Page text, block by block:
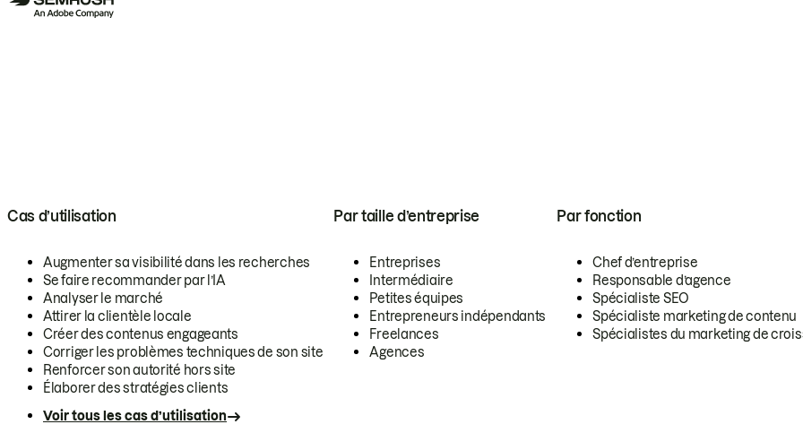
Cas d’utilisation
Augmenter sa visibilité dans les recherches
Se faire recommander par l’IA
Analyser le marché
Attirer la clientèle locale
Créer des contenus engageants
Corriger les problèmes techniques de son site
Renforcer son autorité hors site
Élaborer des stratégies clients
Voir tous les cas d’utilisation
Par taille d’entreprise
Entreprises
Intermédiaire
Petites équipes
Entrepreneurs indépendants
Freelances
Agences
Par fonction
Chef d’entreprise
Responsable d’agence
Spécialiste SEO
Spécialiste marketing de contenu
Spécialistes du marketing de